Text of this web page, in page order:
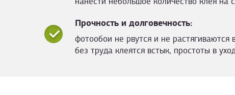
Прочность и долговечность:
фотообои не рвутся и не растягиваются
без труда клеятся встык, простоты в